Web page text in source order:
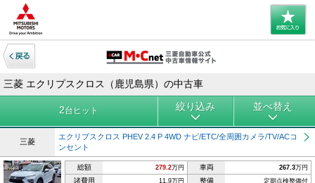
三菱 エクリプスクロス（鹿児島県）の中古車
2台ヒット 絞り込み 並べ替え
三菱
エクリプスクロス PHEV 2.4 P 4WD ナビ/ETC/全周囲カメラ/TV/ACコ
ンセント
総額 279.2万円 車両 267.3万円
諸費用 11.9万円 整備 定期点検整備付